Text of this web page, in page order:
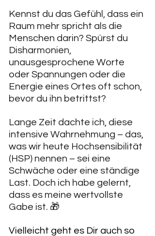
Kennst du das Gefühl, dass ein
Raum mehr spricht als die
Menschen darin? Spürst du
Disharmonien,
unausgesprochene Worte
oder Spannungen oder die
Energie eines Ortes oft schon,
bevor du ihn betrittst?
Lange Zeit dachte ich, diese
intensive Wahrnehmung – das,
was wir heute Hochsensibilität
(HSP) nennen – sei eine
Schwäche oder eine ständige
Last. Doch ich habe gelernt,
dass es meine wertvollste
Gabe ist. 🎁
Vielleicht geht es Dir auch so